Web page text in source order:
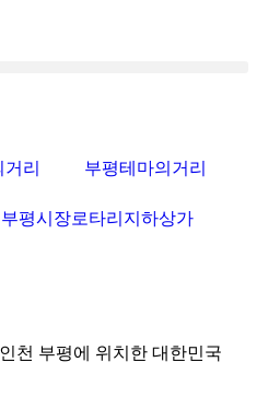
리 부평테마의거리
부평시장로타리지하상가
천 부평에 위치한 대한민국